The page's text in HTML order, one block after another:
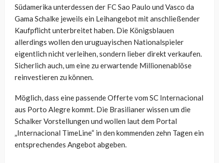
Südamerika unterdessen der FC Sao Paulo und Vasco da
Gama Schalke jeweils ein Leihangebot mit anschließender
Kaufpflicht unterbreitet haben. Die Königsblauen
allerdings wollen den uruguayischen Nationalspieler
eigentlich nicht verleihen, sondern lieber direkt verkaufen.
Sicherlich auch, um eine zu erwartende Millionenablöse
reinvestieren zu können.
Möglich, dass eine passende Offerte vom SC Internacional
aus Porto Alegre kommt. Die Brasilianer wissen um die
Schalker Vorstellungen und wollen laut dem Portal
„Internacional TimeLine“ in den kommenden zehn Tagen ein
entsprechendes Angebot abgeben.